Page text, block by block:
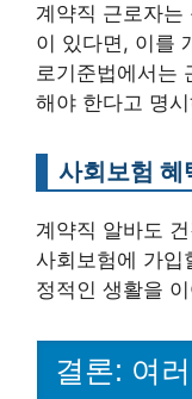
계약직 근로자는
이 있다면, 이를
로기준법에서는
해야 한다고 명
사회보험 혜
계약직 알바도
사회보험에 가입
정적인 생활을
결론: 여